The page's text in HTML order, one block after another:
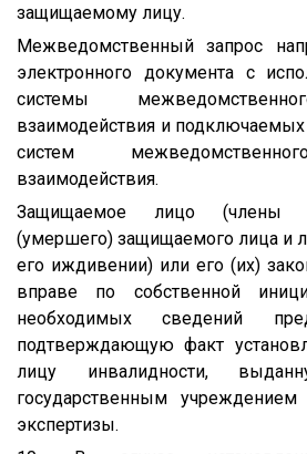
защищаемому лицу.
Межведомственный запрос
электронного документа с
системы
взаимодействия и
систем
взаимодействия.
Защищаемое лицо (члены
(умершего) защищаемого лица и
его иждивении) или его (их)
вправе по собственной
необходимых сведений
подтверждающую факт
лицу инвалидности,
государственным учреждением
экспертизы.